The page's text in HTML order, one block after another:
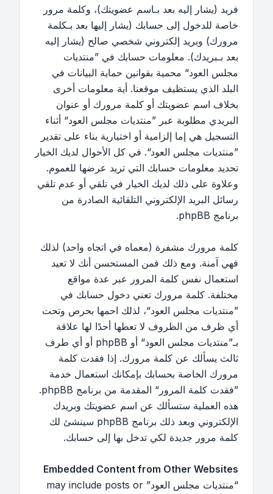
فريد (يشار إليه بعد بـاسم عضويتك)، وكلمة مرور
خاصة للدخول إلى حسابك (يشار إليها بعد بـكلمة
مرورك) وبريد إلكتروني شخصي صالح (يشار إليه
بعد بـبريدك). معلومات حسابك في ”منتديات
مجلس العود“ محمية بقوانين حماية البيانات في
البلد الذي يستظيف موقعنا. أية معلومات أخرى
بخلاف اسم عضويتك أو كلمة مرورك أو عنوان
البريدي مطلوبة عبر ”منتديات مجلس العود“ أثناء
التسجيل هي إما إلزامية أو اختيارية بناء على تقدير
”منتديات مجلس العود“. في كل الأحوال لديك الخيار
تحديد معلومات حسابك التي تريد عرضها للعموم.
وعلاوة على ذلك لديك الخيار في تلقي أو عدم تلقي
رسائل البريد الإلكتروني التلقائية الصادرة من
برنامج phpBB.
كلمة مرورك مشفرة (معماه في اتجاه واحد) لذلك
فهي آمنة. ومع ذلك فمن المستحسن أنك لا تعيد
استعمال نفس كلمة المرور عبر عدة مواقع
مختلفة. كلمة مرورك تعني دخول حسابك في
”منتديات مجلس العود“، لذلك احمها بحرص وتحت
أي ظرف من الظروف لا تعطها أحدًا لها علاقة
بـ”منتديات مجلس العود“ أو phpBB أو أي طرف
ثالث يسألك عن كلمة مرورك. إذا فقدت كلمة
مرورك الخاصة بحسابك بإمكانك استعمال خدمة
”فقدت كلمة المرور“ المقدمة من برنامج phpBB.
هذه العملية ستسألك عن اسم عضويتك وبريدك
الإلكتروني وبعد ذلك برنامج phpBB سينشئ لك
كلمة مرور جديدة لكي تدخل بها إلى حسابك.
Embedded Content from Other Websites
“منتديات مجلس العود” may include posts or